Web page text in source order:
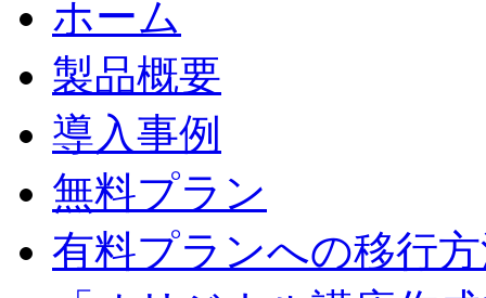
ホーム
製品概要
導入事例
無料プラン
有料プランへの移行